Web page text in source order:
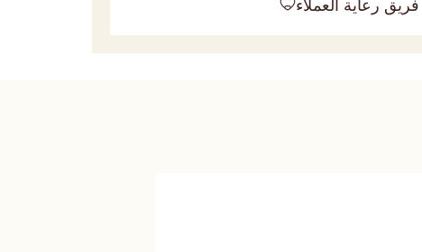
فريق رعاية العملاء